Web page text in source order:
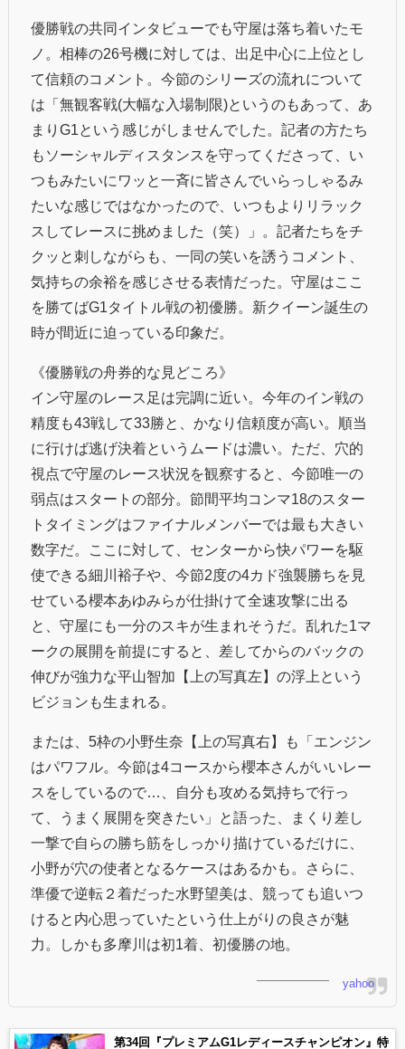
優勝戦の共同インタビューでも守屋は落ち着いたモ
ノ。相棒の26号機に対しては、出足中心に上位とし
て信頼のコメント。今節のシリーズの流れについて
は「無観客戦(大幅な入場制限)というのもあって、あ
まりG1という感じがしませんでした。記者の方たち
もソーシャルディスタンスを守ってくださって、い
つもみたいにワッと一斉に皆さんでいらっしゃるみ
たいな感じではなかったので、いつもよりリラック
スしてレースに挑めました（笑）」。記者たちをチ
クッと刺しながらも、一同の笑いを誘うコメント、
気持ちの余裕を感じさせる表情だった。守屋はここ
を勝てばG1タイトル戦の初優勝。新クイーン誕生の
時が間近に迫っている印象だ。
《優勝戦の舟券的な見どころ》
イン守屋のレース足は完調に近い。今年のイン戦の
精度も43戦して33勝と、かなり信頼度が高い。順当
に行けば逃げ決着というムードは濃い。ただ、穴的
視点で守屋のレース状況を観察すると、今節唯一の
弱点はスタートの部分。節間平均コンマ18のスター
トタイミングはファイナルメンバーでは最も大きい
数字だ。ここに対して、センターから快パワーを駆
使できる細川裕子や、今節2度の4カド強襲勝ちを見
せている櫻本あゆみらが仕掛けて全速攻撃に出る
と、守屋にも一分のスキが生まれそうだ。乱れた1マ
ークの展開を前提にすると、差してからのバックの
伸びが強力な平山智加【上の写真左】の浮上という
ビジョンも生まれる。
または、5枠の小野生奈【上の写真右】も「エンジン
はパワフル。今節は4コースから櫻本さんがいいレー
スをしているので…、自分も攻める気持ちで行っ
て、うまく展開を突きたい」と語った、まくり差し
一撃で自らの勝ち筋をしっかり描けているだけに、
小野が穴の使者となるケースはあるかも。さらに、
準優で逆転２着だった水野望美は、競っても追いつ
けると内心思っていたという仕上がりの良さが魅
力。しかも多摩川は初1着、初優勝の地。
yahoo
第34回『プレミアムG1レディースチャンピオン』特